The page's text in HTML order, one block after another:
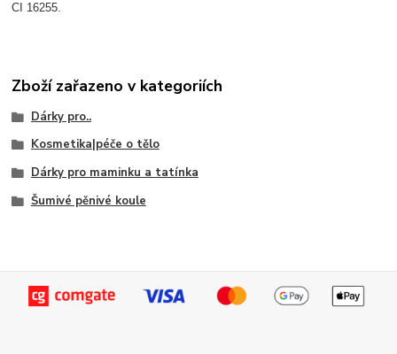
CI 16255.
Zboží zařazeno v kategoriích
Dárky pro..
Kosmetika|péče o tělo
Dárky pro maminku a tatínka
Šumivé pěnivé koule